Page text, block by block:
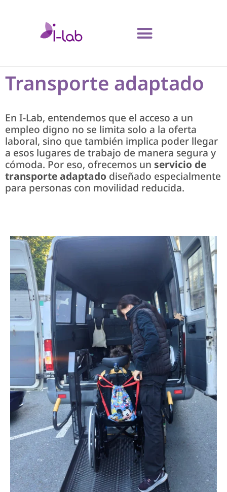
Transporte adaptado
En I-Lab, entendemos que el acceso a un
empleo digno no se limita solo a la oferta
laboral, sino que también implica poder llegar
a esos lugares de trabajo de manera segura y
cómoda. Por eso, ofrecemos un servicio de
transporte adaptado diseñado especialmente
para personas con movilidad reducida.